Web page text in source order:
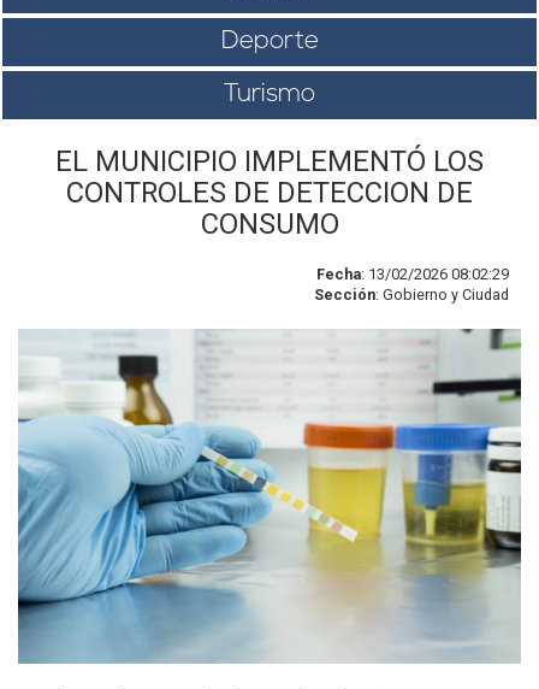
Deporte
Turismo
EL MUNICIPIO IMPLEMENTÓ LOS
CONTROLES DE DETECCION DE
CONSUMO
Fecha: 13/02/2026 08:02:29
Sección: Gobierno y Ciudad